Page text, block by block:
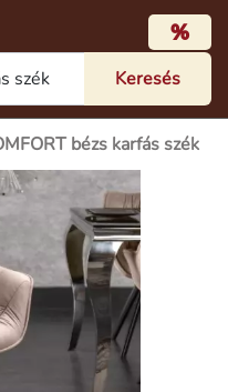
%
bézs karfás szék